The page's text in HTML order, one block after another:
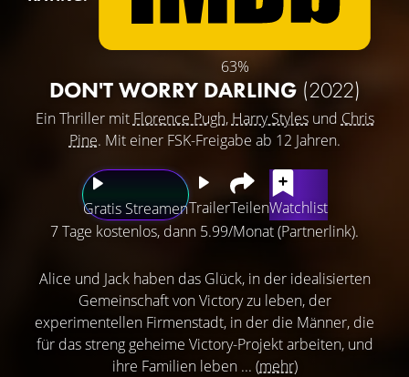
63%
DON'T WORRY DARLING (2022)
Ein Thriller mit Florence Pugh, Harry Stylesund Chris
Pine. Mit einer FSK-Freigabe ab 12 Jahren.
Gratis StreamenTrailerTeilenWatchlist
7 Tage kostenlos, dann 5.99/Monat (Partnerlink).
Alice und Jack haben das Glück, in der idealisierten
Gemeinschaft von Victory zu leben, der
experimentellen Firmenstadt, in der die Männer, die
für das streng geheime Victory-Projekt arbeiten, und
ihre Familien leben ... (mehr)